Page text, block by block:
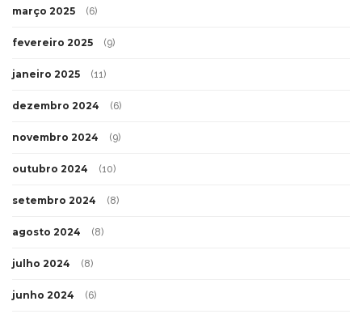
março 2025 (6)
fevereiro 2025 (9)
janeiro 2025 (11)
dezembro 2024 (6)
novembro 2024 (9)
outubro 2024 (10)
setembro 2024 (8)
agosto 2024 (8)
julho 2024 (8)
junho 2024 (6)